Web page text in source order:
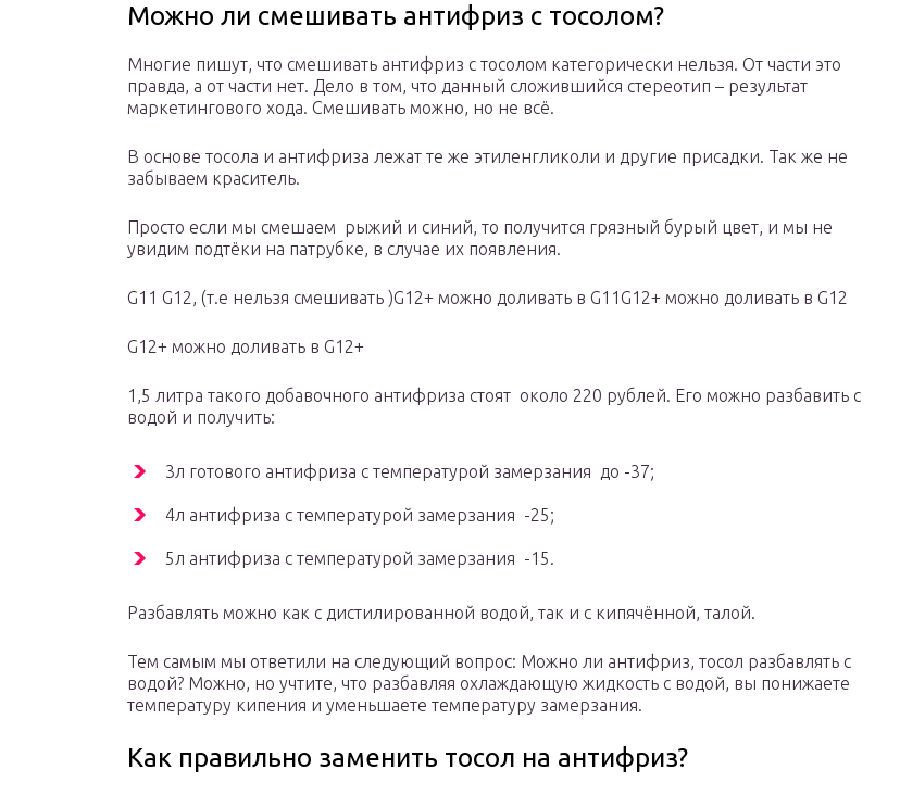
Можно ли смешивать антифриз с тосолом?
Многие пишут, что смешивать антифриз с тосолом категорически нельзя. От части это
правда, а от части нет. Дело в том, что данный сложившийся стереотип – результат
маркетингового хода. Смешивать можно, но не всё.
В основе тосола и антифриза лежат те же этиленгликоли и другие присадки. Так же не
забываем краситель.
Просто если мы смешаем рыжий и синий, то получится грязный бурый цвет, и мы не
увидим подтёки на патрубке, в случае их появления.
G11 G12, (т.е нельзя смешивать )G12+ можно доливать в G11G12+ можно доливать в G12
G12+ можно доливать в G12+
1,5 литра такого добавочного антифриза стоят около 220 рублей. Его можно разбавить с
водой и получить:
3л готового антифриза с температурой замерзания до -37;
4л антифриза с температурой замерзания -25;
5л антифриза с температурой замерзания -15.
Разбавлять можно как с дистилированной водой, так и с кипячённой, талой.
Тем самым мы ответили на следующий вопрос: Можно ли антифриз, тосол разбавлять с
водой? Можно, но учтите, что разбавляя охлаждающую жидкость с водой, вы понижаете
температуру кипения и уменьшаете температуру замерзания.
Как правильно заменить тосол на антифриз?